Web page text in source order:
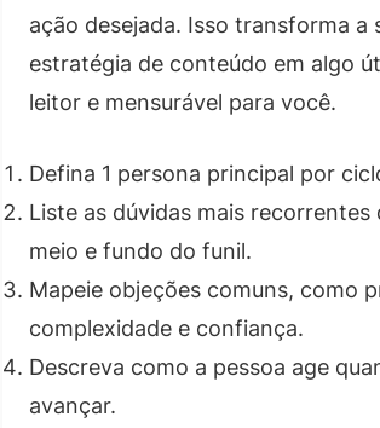
ação desejada. Isso transforma a
estratégia de conteúdo em algo
leitor e mensurável para você.
Defina 1 persona principal por
Liste as dúvidas mais recorrentes
meio e fundo do funil.
Mapeie objeções comuns, como
complexidade e confiança.
Descreva como a pessoa age
avançar.